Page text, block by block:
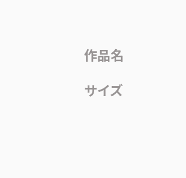
作品名
サイズ